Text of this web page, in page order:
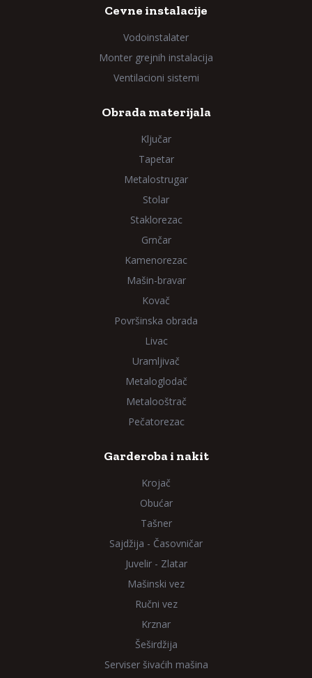
Cevne instalacije
Vodoinstalater
Monter grejnih instalacija
Ventilacioni sistemi
Obrada materijala
Ključar
Tapetar
Metalostrugar
Stolar
Staklorezac
Grnčar
Kamenorezac
Mašin-bravar
Kovač
Površinska obrada
Livac
Uramljivač
Metaloglodač
Metalooštrač
Pečatorezac
Garderoba i nakit
Krojač
Obućar
Tašner
Sajdžija - Časovničar
Juvelir - Zlatar
Mašinski vez
Ručni vez
Krznar
Šeširdžija
Serviser šivaćih mašina